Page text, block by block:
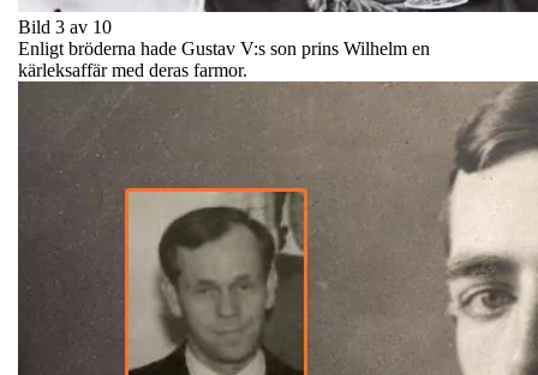
Bild 3 av 10
Enligt bröderna hade Gustav V:s son prins Wilhelm en
kärleksaffär med deras farmor.